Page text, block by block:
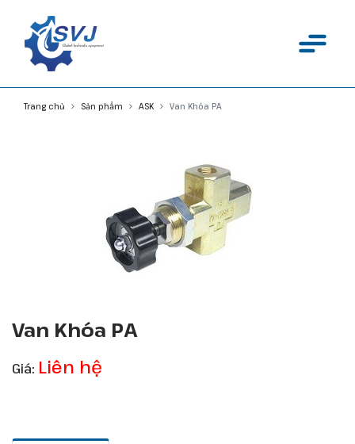
Trang chủ Sản phẩm ASK Van Khóa PA
Van Khóa PA
Giá: Liên hệ